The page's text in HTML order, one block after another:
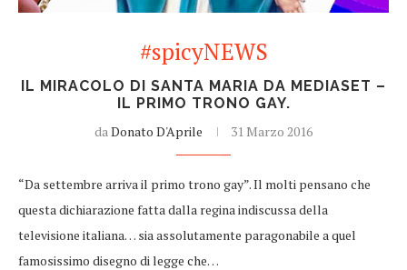
#spicyNEWS
IL MIRACOLO DI SANTA MARIA DA MEDIASET –
IL PRIMO TRONO GAY.
daDonato D'Aprile 31 Marzo 2016
“Da settembre arriva il primo trono gay”. Il molti pensano che
questa dichiarazione fatta dalla regina indiscussa della
televisione italiana… sia assolutamente paragonabile a quel
famosissimo disegno di legge che…